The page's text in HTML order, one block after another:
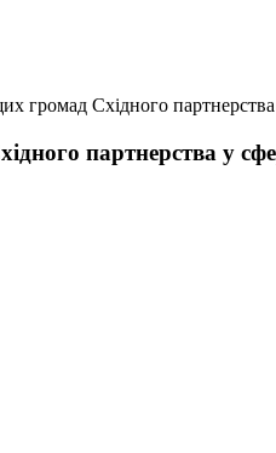
громад Східного партнерства
партнерства у